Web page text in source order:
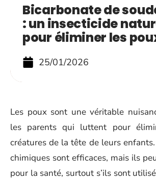
Bicarbonate de
: un insecticide
pour éliminer les
25/01/2026
Les poux sont une véritable
les parents qui luttent pour
créatures de la tête de leurs
chimiques sont efficaces, mais ils
pour la santé, surtout s’ils sont